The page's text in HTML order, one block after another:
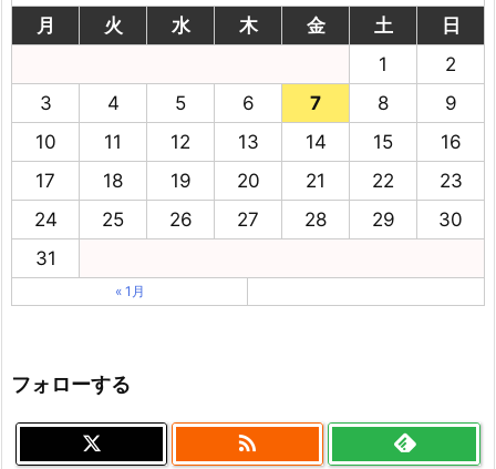
月
火 水 木 金 土
日
1
2
3
4 5 6 7 8
9
10
11 12 13 14 15
16
17
18 19 20 21 22
23
24
25 26 27 28 29
30
31
« 1月
フォローする
